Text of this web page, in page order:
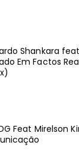
Shankara
Em Factos
Feat Mirelson